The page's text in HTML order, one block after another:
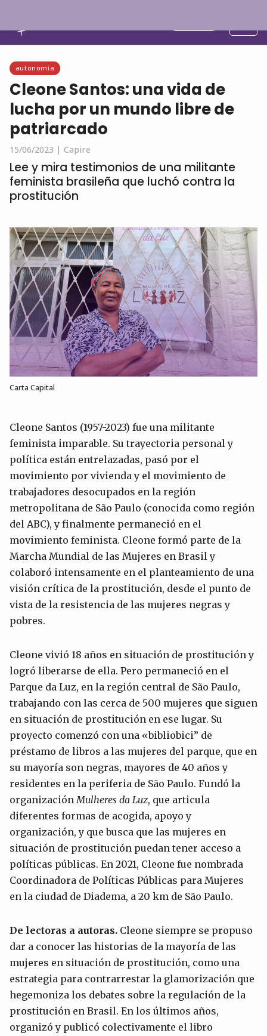
autonomía
Cleone Santos: una vida de
lucha por un mundo libre de
patriarcado
15/06/2023 | Capire
Lee y mira testimonios de una militante
feminista brasileña que luchó contra la
prostitución
Carta Capital
Cleone Santos (1957-2023) fue una militante
feminista imparable. Su trayectoria personal y
política están entrelazadas, pasó por el
movimiento por vivienda y el movimiento de
trabajadores desocupados en la región
metropolitana de São Paulo (conocida como región
del ABC), y finalmente permaneció en el
movimiento feminista. Cleone formó parte de la
Marcha Mundial de las Mujeres en Brasil y
colaboró intensamente en el planteamiento de una
visión crítica de la prostitución, desde el punto de
vista de la resistencia de las mujeres negras y
pobres.
Cleone vivió 18 años en situación de prostitución y
logró liberarse de ella. Pero permaneció en el
Parque da Luz, en la región central de São Paulo,
trabajando con las cerca de 500 mujeres que siguen
en situación de prostitución en ese lugar. Su
proyecto comenzó con una «bibliobici” de
préstamo de libros a las mujeres del parque, que en
su mayoría son negras, mayores de 40 años y
residentes en la periferia de São Paulo. Fundó la
organización Mulheres da Luz, que articula
diferentes formas de acogida, apoyo y
organización, y que busca que las mujeres en
situación de prostitución puedan tener acceso a
políticas públicas. En 2021, Cleone fue nombrada
Coordinadora de Políticas Públicas para Mujeres
en la ciudad de Diadema, a 20 km de São Paulo.
De lectoras a autoras. Cleone siempre se propuso
dar a conocer las historias de la mayoría de las
mujeres en situación de prostitución, como una
estrategia para contrarrestar la glamorización que
hegemoniza los debates sobre la regulación de la
prostitución en Brasil. En los últimos años,
organizó y publicó colectivamente el libro